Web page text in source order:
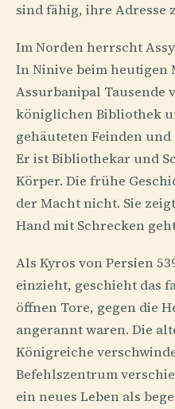
sind fähig, ihre Adresse
Im Norden herrscht
In Ninive beim heutigen
Assurbanipal Tausende
königlichen Bibliothek
gehäuteten Feinden
Er ist Bibliothekar und
Körper. Die frühe
der Macht nicht. Sie
Hand mit Schrecken
Als Kyros von Persien
einzieht, geschieht das
öffnen Tore, gegen die
angerannt waren. Die
Königreiche
Befehlszentrum
ein neues Leben als